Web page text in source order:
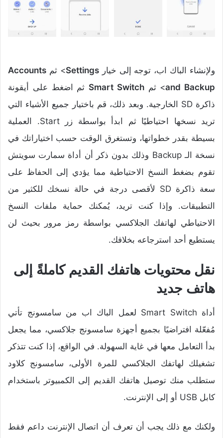
ولإنشاء الباك اب، توجه إلى خيارSettings> ثم Accounts
and Backup> ثمSmart Switch ثم اضغط على أيقونة
ذاكرة SD الخارجية. وبعد ذلك، قم باختيار جميع الأشياء التي
تريد نسخها احتياطيًا ثم ابدأ بواسطة زر Start. العملية
بسيطة بقدر خطواتها، وتستغرق الوقت حسب اختياراتك في
نسخة الـ Backup وذلك بدون ذكر أن أداة سمارت سويتش
تقوم بضغط النسخ الاحتياطية مما يؤدي إلى الحفاظ على
سعة ذاكرة SD لأقصى درجة في حالة نسخك للكثير من
التطبيقات. وإذا كنت تريد، يُمكنك حماية ملفات النسخ
الاحتياطي لهاتفك الجلاكسي بواسطة رمز مرور بحيث لن
يستطيع أحد استرجاعه بخلافك.
نقل محتويات هاتفك القديم كاملةً إلى
هاتف جديد
أداة Smart Switch لعمل الباك اب من سامسونج تأتي
مُفعّلة افتراضيًا بجميع أجهزة سامسونج جلاكسي، مما يجعل
بدأ التعامل معها في غاية السهولة. في الواقع، إذا كنت تتذكر
تشغيلك لهاتفك الجلاكسي للمرة الأولى، سامسونج كلاود
ستطلب منك توصيل هاتفك القديم إلى الكمبيوتر باستخدام
كابل USB أو إلى الإنترنت.
ولكنك مع ذلك يجب أن تعرف أن اتصال الإنترنت داعم فقط